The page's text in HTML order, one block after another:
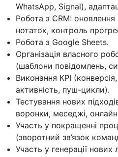
WhatsApp, Signal),
Робота з CRM: оновлення
нотаток, контроль
Робота з Google Sheets.
Організація власного
(шаблони повідомлень,
Виконання KPI (конверсія,
активність, пуш-цикли).
Тестування нових
воронки, меседжі,
Участь у покращенні
(зворотний зв’язок
Участь у генерації нових